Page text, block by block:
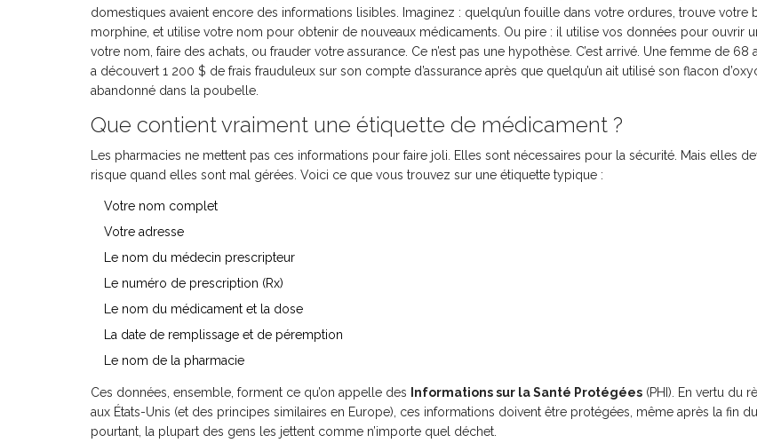
domestiques avaient encore des informations lisibles. Imaginez : quelqu’un fouille dans votre ordures, trouve votre
morphine, et utilise votre nom pour obtenir de nouveaux médicaments. Ou pire : il utilise vos données pour ouvrir
votre nom, faire des achats, ou frauder votre assurance. Ce n’est pas une hypothèse. C’est arrivé. Une femme de 68
a découvert 1 200 $ de frais frauduleux sur son compte d’assurance après que quelqu’un ait utilisé son flacon
abandonné dans la poubelle.
Que contient vraiment une étiquette de médicament ?
Les pharmacies ne mettent pas ces informations pour faire joli. Elles sont nécessaires pour la sécurité. Mais elles
risque quand elles sont mal gérées. Voici ce que vous trouvez sur une étiquette typique :
Votre nom complet
Votre adresse
Le nom du médecin prescripteur
Le numéro de prescription (Rx)
Le nom du médicament et la dose
La date de remplissage et de péremption
Le nom de la pharmacie
Ces données, ensemble, forment ce qu’on appelle des Informations sur la Santé Protégées (PHI). En vertu du
aux États-Unis (et des principes similaires en Europe), ces informations doivent être protégées, même après la fin
pourtant, la plupart des gens les jettent comme n’importe quel déchet.